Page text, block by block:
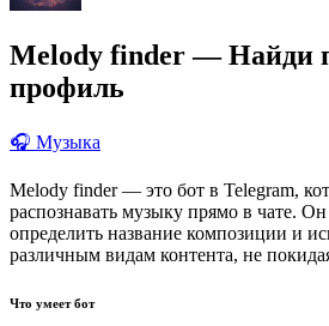
Melody finder — Найди
профиль
🎧 Музыка
Melody finder — это бот в Telegram,
распознавать музыку прямо в чате.
определить название композиции и
различным видам контента, не
Что умеет бот